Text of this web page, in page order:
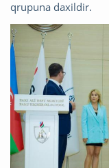
qrupuna daxildir.